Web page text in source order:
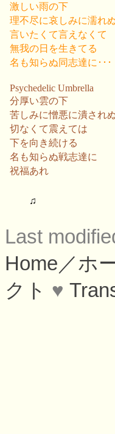
激しい雨の下
理不尽に哀しみに濡れ
言いたくて言えなくて
無我の日を生きてる
名も知らぬ同志達に･･･
Psychedelic Umbrella
分厚い雲の下
苦しみに憎悪に潰され
切なくて震えては
下を向き続ける
名も知らぬ戦志達に
祝福あれ
♫
Last
Home／ホ
クト ♥